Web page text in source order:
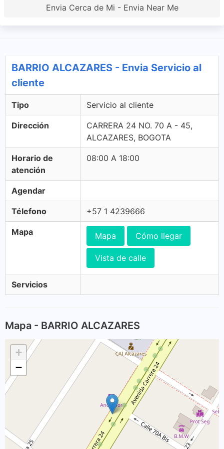
Envia Cerca de Mi - Envia Near Me
BARRIO ALCAZARES - Envia Servicio al
cliente
Tipo Servicio al cliente
Dirección
CARRERA 24 NO. 70 A - 45,
ALCAZARES, BOGOTA
Horario de
atención
08:00 A 18:00
Agendar
Télefono +57 1 4239666
Mapa Mapa Cómo llegar
Vista de calle
Servicios
Mapa - BARRIO ALCAZARES
+
−